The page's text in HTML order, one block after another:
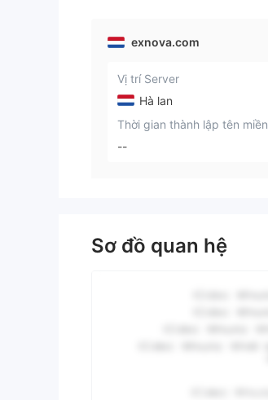
exnova.com
Vị trí Server
Hà lan
Thời gian thành lập tên miền
--
Sơ đồ quan hệ